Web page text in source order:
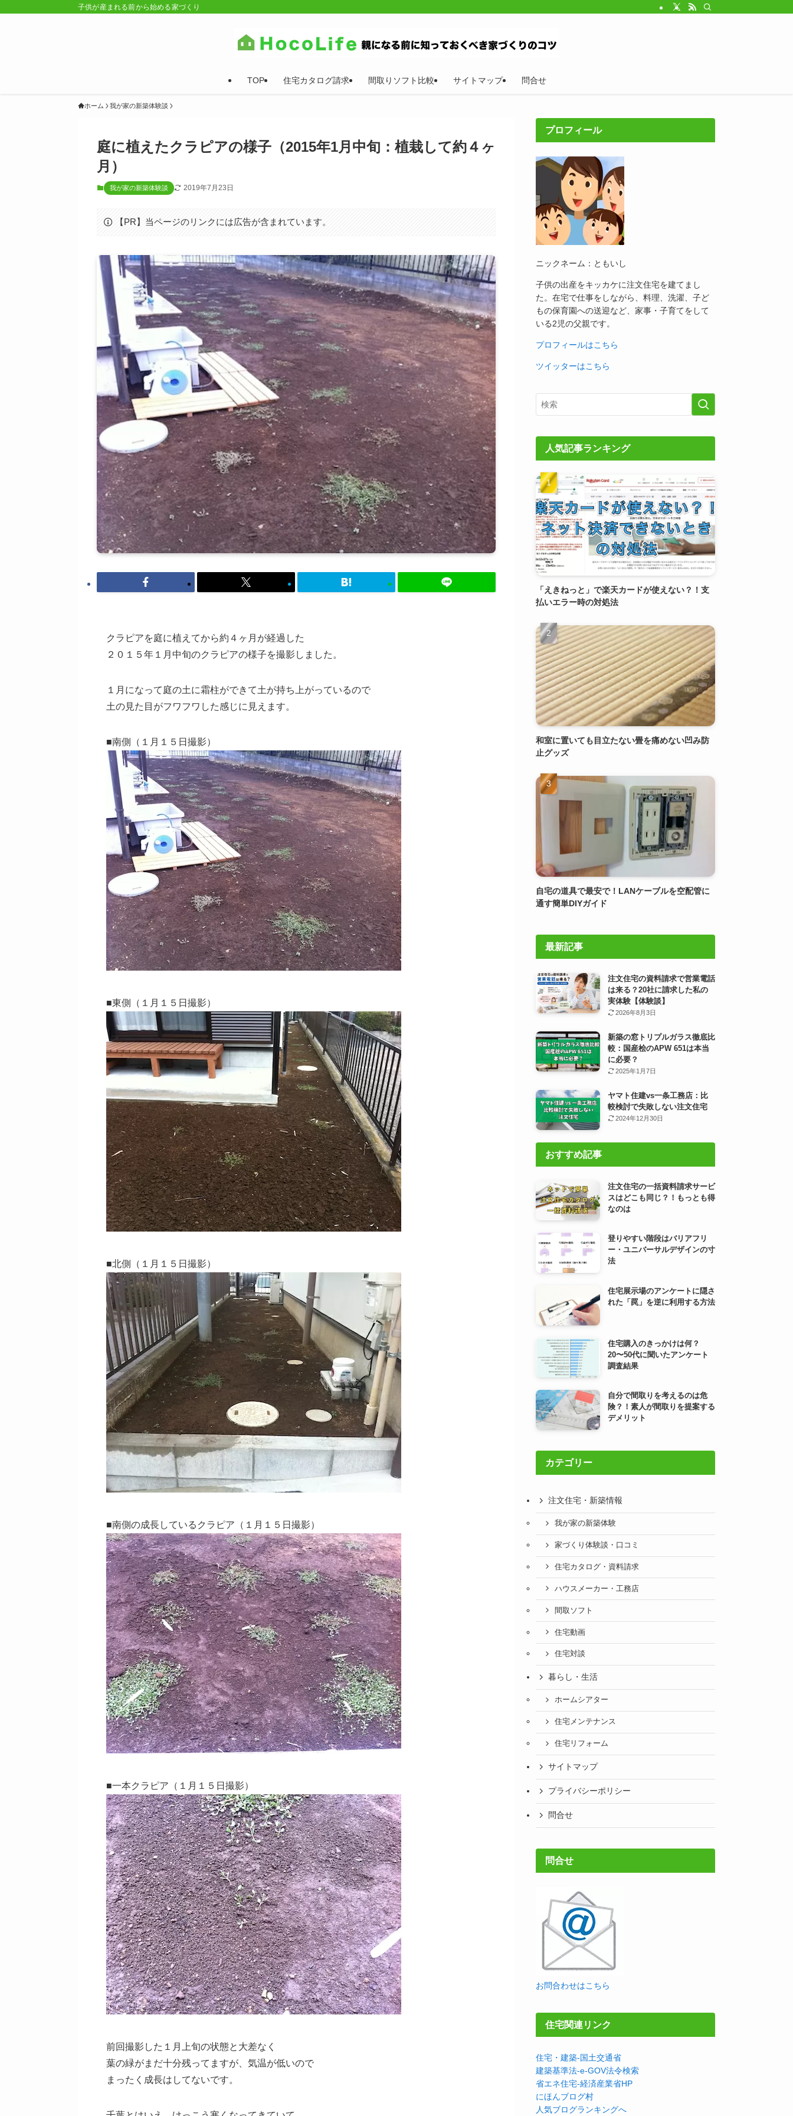
子供が産まれる前から始める家づくり
TOP 住宅カタログ請求 間取りソフト比較 サイトマップ 問合せ
ホーム 我が家の新築体験談
庭に植えたクラピアの様子（2015年1月中旬：植栽して約４ヶ
月）
我が家の新築体験談 2019年7月23日
【PR】当ページのリンクには広告が含まれています。
クラピアを庭に植えてから約４ヶ月が経過した
２０１５年１月中旬のクラピアの様子を撮影しました。
１月になって庭の土に霜柱ができて土が持ち上がっているので
土の見た目がフワフワした感じに見えます。
■南側（１月１５日撮影）
■東側（１月１５日撮影）
■北側（１月１５日撮影）
■南側の成長しているクラピア（１月１５日撮影）
■一本クラピア（１月１５日撮影）
前回撮影した１月上旬の状態と大差なく
葉の緑がまだ十分残ってますが、気温が低いので
まったく成長はしてないです。
プロフィール
ニックネーム：ともいし
子供の出産をキッカケに注文住宅を建てまし
た。在宅で仕事をしながら、料理、洗濯、子ど
もの保育園への送迎など、家事・子育てをして
いる2児の父親です。
プロフィールはこちら
ツイッターはこちら
人気記事ランキング
「えきねっと」で楽天カードが使えない？！支
払いエラー時の対処法
和室に置いても目立たない畳を痛めない凹み防
止グッズ
自宅の道具で最安で！LANケーブルを空配管に
通す簡単DIYガイド
最新記事
注文住宅の資料請求で営業電話
は来る？20社に請求した私の
実体験【体験談】
2026年8月3日
新築の窓トリプルガラス徹底比
較：国産桧のAPW 651は本当
に必要？
2025年1月7日
ヤマト住建vs一条工務店：比
較検討で失敗しない注文住宅
2024年12月30日
おすすめ記事
注文住宅の一括資料請求サービ
スはどこも同じ？！もっとも得
なのは
登りやすい階段はバリアフリ
ー・ユニバーサルデザインの寸
法
住宅展示場のアンケートに隠さ
れた「罠」を逆に利用する方法
住宅購入のきっかけは何？
20〜50代に聞いたアンケート
調査結果
自分で間取りを考えるのは危
険？！素人が間取りを提案する
デメリット
カテゴリー
注文住宅・新築情報
我が家の新築体験
家づくり体験談・口コミ
住宅カタログ・資料請求
ハウスメーカー・工務店
間取ソフト
住宅動画
住宅対談
暮らし・生活
ホームシアター
住宅メンテナンス
住宅リフォーム
サイトマップ
プライバシーポリシー
問合せ
問合せ
お問合わせはこちら
住宅関連リンク
住宅・建築-国土交通省
建築基準法-e-GOV法令検索
省エネ住宅-経済産業省HP
にほんブログ村
人気ブログランキングへ